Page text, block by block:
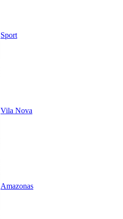
Sport
Vila Nova
Amazonas